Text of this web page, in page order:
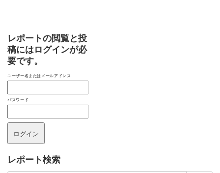
レポートの閲覧と投
稿にはログインが必
要です。
ユーザー名またはメールアドレス
パスワード
レポート検索